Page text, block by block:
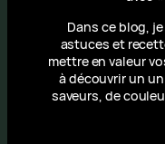
Dans ce blog,
astuces et
mettre en valeur
à découvrir un
saveurs, de